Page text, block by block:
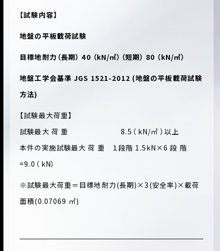
【試験内容】
地盤の平板載荷試験
目標地耐力（長期） 40 （kN/㎡）（短期） 80 （kN/㎡）
地盤工学会基準 JGS 1521-2012 (地盤の平板載荷試験
方法)
【試験最大荷重】
試験最大 荷 重 8.5（ kN/㎡ ）以上
本件の実施試験最大 荷 重 １段階 1.5kN×6 段 階
=9.0（ kN）
※試験最大荷重＝目標地耐力(長期)×3(安全率)×載荷
面積(0.07069 ㎡)